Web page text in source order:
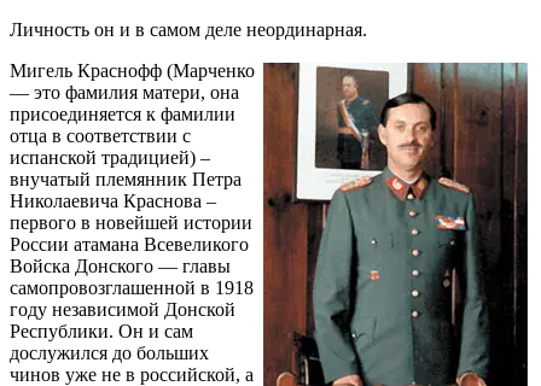
Личность он и в самом деле неординарная.
Мигель Краснофф (Марченко
— это фамилия матери, она
присоединяется к фамилии
отца в соответствии с
испанской традицией) –
внучатый племянник Петра
Николаевича Краснова –
первого в новейшей истории
России атамана Всевеликого
Войска Донского — главы
самопровозглашенной в 1918
году независимой Донской
Республики. Он и сам
дослужился до больших
чинов уже не в российской, а